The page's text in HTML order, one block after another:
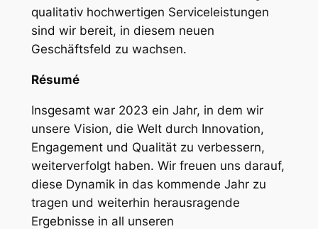
qualitativ hochwertigen Serviceleistungen
sind wir bereit, in diesem neuen
Geschäftsfeld zu wachsen.
Ré­su­mé
Insgesamt war 2023 ein Jahr, in dem wir
unsere Vision, die Welt durch Innovation,
Engagement und Qualität zu verbessern,
weiterverfolgt haben. Wir freuen uns darauf,
diese Dynamik in das kommende Jahr zu
tragen und weiterhin herausragende
Ergebnisse in all unseren